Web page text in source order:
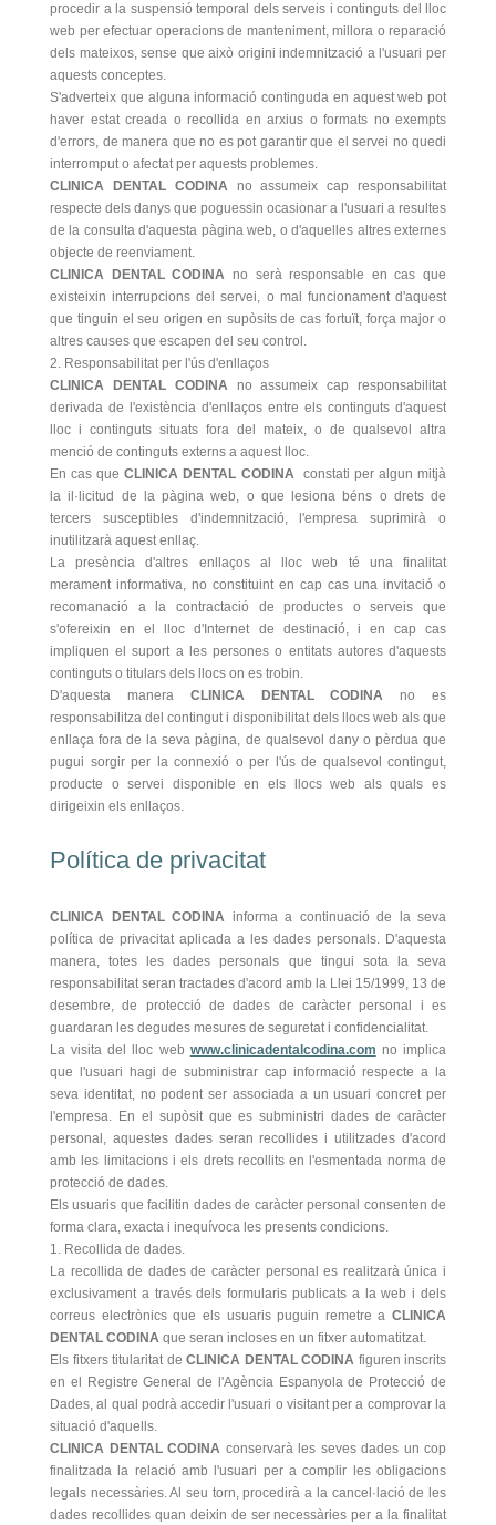
procedir a la suspensió temporal dels serveis i continguts del lloc
web per efectuar operacions de manteniment, millora o reparació
dels mateixos, sense que això origini indemnització a l'usuari per
aquests conceptes.
S'adverteix que alguna informació continguda en aquest web pot
haver estat creada o recollida en arxius o formats no exempts
d'errors, de manera que no es pot garantir que el servei no quedi
interromput o afectat per aquests problemes.
CLINICA DENTAL CODINAno assumeix cap responsabilitat
respecte dels danys que poguessin ocasionar a l'usuari a resultes
de la consulta d'aquesta pàgina web, o d'aquelles altres externes
objecte de reenviament.
CLINICA DENTAL CODINA no serà responsable en cas que
existeixin interrupcions del servei, o mal funcionament d'aquest
que tinguin el seu origen en supòsits de cas fortuït, força major o
altres causes que escapen del seu control.
2. Responsabilitat per l'ús d'enllaços
CLINICA DENTAL CODINAno assumeix cap responsabilitat
derivada de l'existència d'enllaços entre els continguts d'aquest
lloc i continguts situats fora del mateix, o de qualsevol altra
menció de continguts externs a aquest lloc.
En cas queCLINICA DENTAL CODINAconstati per algun mitjà
la il·licitud de la pàgina web, o que lesiona béns o drets de
tercers susceptibles d'indemnització, l'empresa suprimirà o
inutilitzarà aquest enllaç.
La presència d'altres enllaços al lloc web té una finalitat
merament informativa, no constituint en cap cas una invitació o
recomanació a la contractació de productes o serveis que
s'ofereixin en el lloc d'Internet de destinació, i en cap cas
impliquen el suport a les persones o entitats autores d'aquests
continguts o titulars dels llocs on es trobin.
D'aquesta manera CLINICA DENTAL CODINA no es
responsabilitza del contingut i disponibilitat dels llocs web als que
enllaça fora de la seva pàgina, de qualsevol dany o pèrdua que
pugui sorgir per la connexió o per l'ús de qualsevol contingut,
producte o servei disponible en els llocs web als quals es
dirigeixin els enllaços.
Política de privacitat
CLINICA DENTAL CODINA informa a continuació de la seva
política de privacitat aplicada a les dades personals. D'aquesta
manera, totes les dades personals que tingui sota la seva
responsabilitat seran tractades d'acord amb la Llei 15/1999, 13 de
desembre, de protecció de dades de caràcter personal i es
guardaran les degudes mesures de seguretat i confidencialitat.
La visita del lloc web www.clinicadentalcodina.com no implica
que l'usuari hagi de subministrar cap informació respecte a la
seva identitat, no podent ser associada a un usuari concret per
l'empresa. En el supòsit que es subministri dades de caràcter
personal, aquestes dades seran recollides i utilitzades d'acord
amb les limitacions i els drets recollits en l'esmentada norma de
protecció de dades.
Els usuaris que facilitin dades de caràcter personal consenten de
forma clara, exacta i inequívoca les presents condicions.
1. Recollida de dades.
La recollida de dades de caràcter personal es realitzarà única i
exclusivament a través dels formularis publicats a la web i dels
correus electrònics que els usuaris puguin remetre a CLINICA
DENTAL CODINA que seran incloses en un fitxer automatitzat.
Els fitxers titularitat de CLINICA DENTAL CODINA figuren inscrits
en el Registre General de l'Agència Espanyola de Protecció de
Dades, al qual podrà accedir l'usuari o visitant per a comprovar la
situació d'aquells.
CLINICA DENTAL CODINA conservarà les seves dades un cop
finalitzada la relació amb l'usuari per a complir les obligacions
legals necessàries. Al seu torn, procedirà a la cancel·lació de les
dades recollides quan deixin de ser necessàries per a la finalitat